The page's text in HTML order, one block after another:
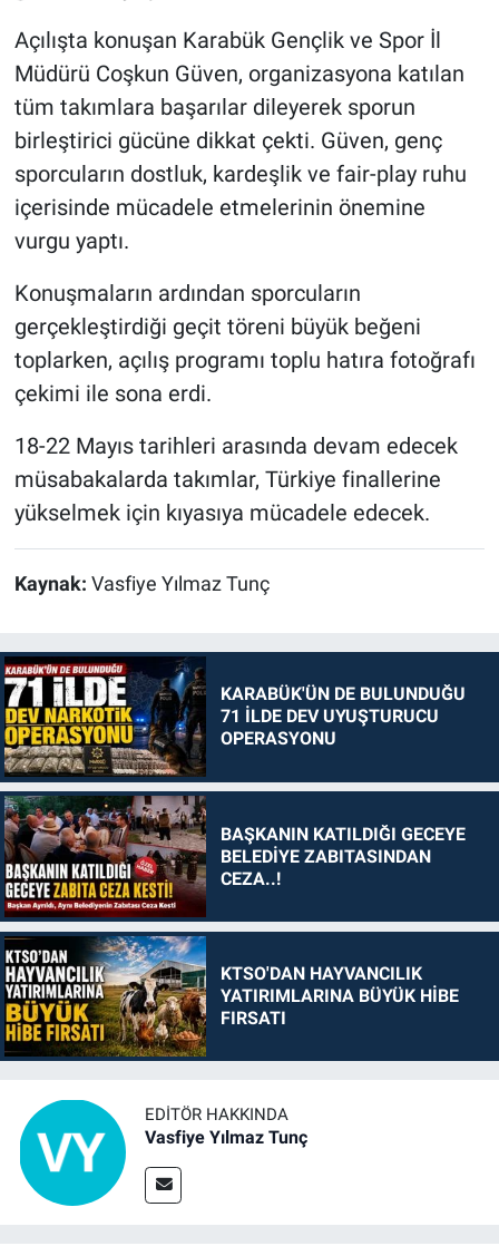
Açılışta konuşan Karabük Gençlik ve Spor İl
Müdürü Coşkun Güven, organizasyona katılan
tüm takımlara başarılar dileyerek sporun
birleştirici gücüne dikkat çekti. Güven, genç
sporcuların dostluk, kardeşlik ve fair-play ruhu
içerisinde mücadele etmelerinin önemine
vurgu yaptı.
Konuşmaların ardından sporcuların
gerçekleştirdiği geçit töreni büyük beğeni
toplarken, açılış programı toplu hatıra fotoğrafı
çekimi ile sona erdi.
18-22 Mayıs tarihleri arasında devam edecek
müsabakalarda takımlar, Türkiye finallerine
yükselmek için kıyasıya mücadele edecek.
Kaynak: Vasfiye Yılmaz Tunç
KARABÜK'ÜN DE BULUNDUĞU
71 İLDE DEV UYUŞTURUCU
OPERASYONU
BAŞKANIN KATILDIĞI GECEYE
BELEDİYE ZABITASINDAN
CEZA..!
KTSO'DAN HAYVANCILIK
YATIRIMLARINA BÜYÜK HİBE
FIRSATI
EDITÖR HAKKINDA
Vasfiye Yılmaz Tunç